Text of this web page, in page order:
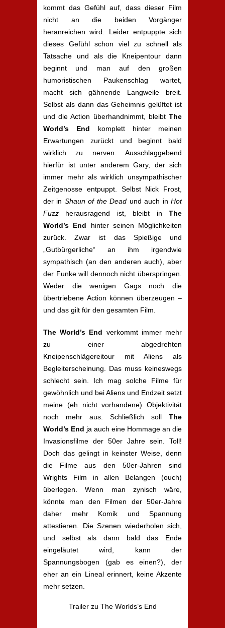
kommt das Gefühl auf, dass dieser Film
nicht an die beiden Vorgänger
heranreichen wird. Leider entpuppte sich
dieses Gefühl schon viel zu schnell als
Tatsache und als die Kneipentour dann
beginnt und man auf den großen
humoristischen Paukenschlag wartet,
macht sich gähnende Langweile breit.
Selbst als dann das Geheimnis gelüftet ist
und die Action überhandnimmt, bleibt The
World’s End komplett hinter meinen
Erwartungen zurückt und beginnt bald
wirklich zu nerven. Ausschlaggebend
hierfür ist unter anderem Gary, der sich
immer mehr als wirklich unsympathischer
Zeitgenosse entpuppt. Selbst Nick Frost,
der in Shaun of the Dead und auch inHot
Fuzz herausragend ist, bleibt in The
World’s End hinter seinen Möglichkeiten
zurück. Zwar ist das Spießige und
„Gutbürgerliche“ an ihm irgendwie
sympathisch (an den anderen auch), aber
der Funke will dennoch nicht überspringen.
Weder die wenigen Gags noch die
übertriebene Action können überzeugen –
und das gilt für den gesamten Film.
The World’s End verkommt immer mehr
zu einer abgedrehten
Kneipenschlägereitour mit Aliens als
Begleiterscheinung. Das muss keineswegs
schlecht sein. Ich mag solche Filme für
gewöhnlich und bei Aliens und Endzeit setzt
meine (eh nicht vorhandene) Objektivität
noch mehr aus. Schließlich soll The
World’s End ja auch eine Hommage an die
Invasionsfilme der 50er Jahre sein. Toll!
Doch das gelingt in keinster Weise, denn
die Filme aus den 50er-Jahren sind
Wrights Film in allen Belangen (ouch)
überlegen. Wenn man zynisch wäre,
könnte man den Filmen der 50er-Jahre
daher mehr Komik und Spannung
attestieren. Die Szenen wiederholen sich,
und selbst als dann bald das Ende
eingeläutet wird, kann der
Spannungsbogen (gab es einen?), der
eher an ein Lineal erinnert, keine Akzente
mehr setzen.
Trailer zu The Worlds’s End